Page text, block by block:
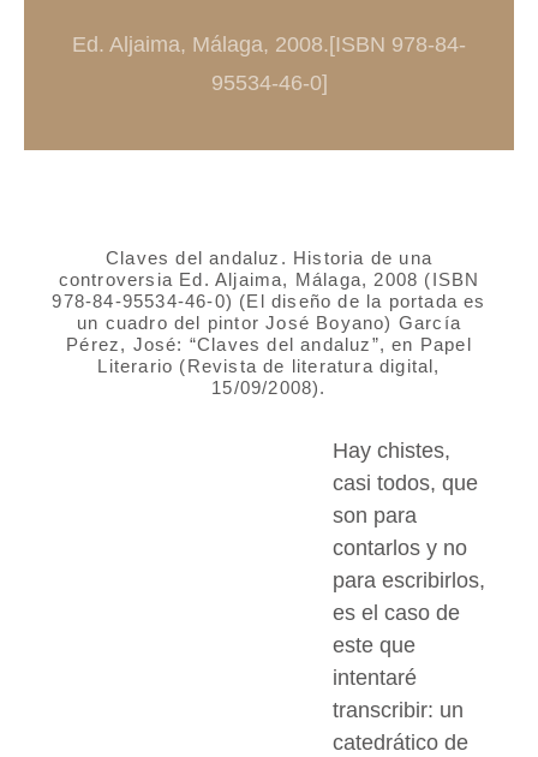
Ed. Aljaima, Málaga, 2008.[ISBN 978-84-
95534-46-0]
Claves del andaluz. Historia de una
controversia Ed. Aljaima, Málaga, 2008 (ISBN
978-84-95534-46-0) (El diseño de la portada es
un cuadro del pintor José Boyano) García
Pérez, José: “Claves del andaluz”, en Papel
Literario (Revista de literatura digital,
15/09/2008).
Hay chistes,
casi todos, que
son para
contarlos y no
para escribirlos,
es el caso de
este que
intentaré
transcribir: un
catedrático de